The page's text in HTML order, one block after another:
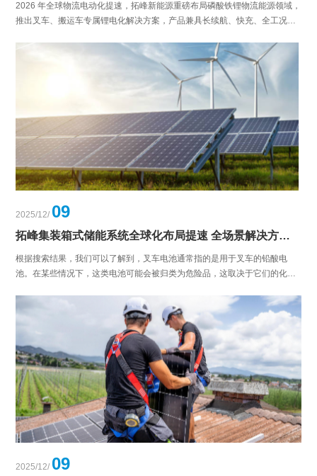
2026 年全球物流电动化提速，拓峰新能源重磅布局磷酸铁锂物流能源领域，
推出叉车、搬运车专属锂电化解决方案，产品兼具长续航、快充、全工况适
流市场合规要求。依托第二工厂专属生产线的产能保障与全球本地化服务体
系，拓峰以 “欧洲深耕 + 新兴市场拓展” 为策略，可提供定制化产品与一站式
服务，助力海内外物流企业实现锂电化升级与绿色降本。
2025/12/ 09
拓峰集装箱式储能系统全球化布局提速 全场景解决方案赋能海内外能源绿色转型
根据搜索结果，我们可以了解到，叉车电池通常指的是用于叉车的铅酸电
池。在某些情况下，这类电池可能会被归类为危险品，这取决于它们的化学
2025/12/ 09